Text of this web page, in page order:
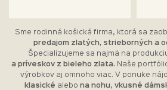
Sme rodinná košická firma, ktorá sa
predajom zlatých, strieborných a
Špecializujeme sa najmä na
a príveskov z bieleho zlata. Naše
výrobkov aj omnoho viac. V ponuke
klasické alebo na nohu , vkusné